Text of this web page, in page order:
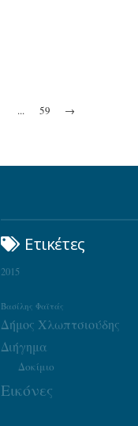
... 59 →
Ετικέτες
2015
Βασίλης Φαϊτάς
Δήμος Χλωπτσιούδης
Διήγημα
Δοκίμιο
Εικόνες